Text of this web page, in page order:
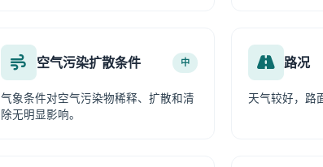
空气污染扩散条件 中
气象条件对空气污染物稀释、扩散和清
除无明显影响。
路况
天气较好，路